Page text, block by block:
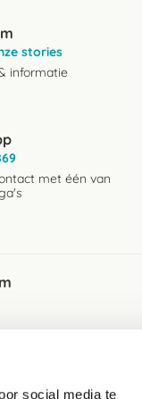
social media te
stories
informatie
met één van